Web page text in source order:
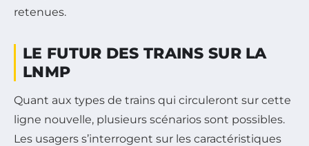
retenues.
LE FUTUR DES TRAINS SUR LA
LNMP
Quant aux types de trains qui circuleront sur cette
ligne nouvelle, plusieurs scénarios sont possibles.
Les usagers s’interrogent sur les caractéristiques